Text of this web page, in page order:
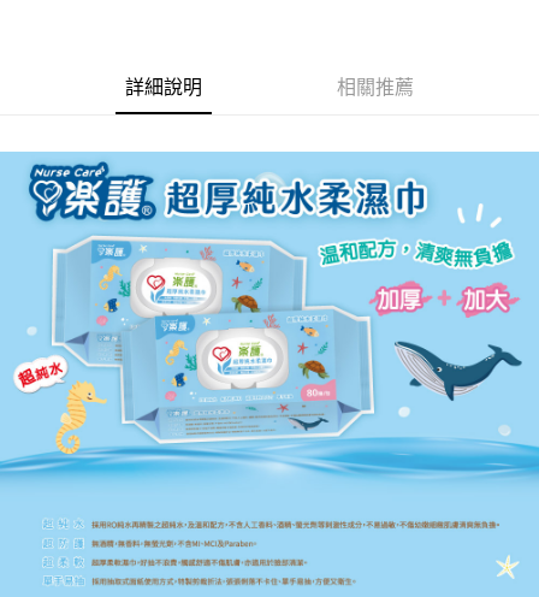
聯邦商業銀行
遠東國際商業銀行
元大商業銀行
台新國際商業銀行
台灣樂天信用卡公司
臺灣中小企業銀行
台中商業銀行
匯豐（台灣）商業銀行
華泰商業銀行
元大商業銀行
永豐商業銀行
玉山商業銀行
星展（台灣）商業銀行
台新國際商業銀行
中國信託商業銀行
台灣樂天信用卡公司
Google Pay
全盈+PAY
大哥付你分期
【大哥付你分期使用說明】
1.本服務由台灣大哥大提供，台灣大哥大用戶可立即使用無須另外申請。
2.付款方式選擇「大哥付你分期」，訂單成立後會自動跳轉到大哥付的交易
流程，驗證手機門號後，選擇欲分期的期數、繳款截止日，確認付款後即完
成交易。
3.實際核准額度、可分期數及費用金額請依後續交易確認頁面所載為準。
4.訂單成立30分鐘內，如未前往確認交易或遇審核未通過，訂單將自動取
消。如遇「轉專審核」未通過狀況，表示未達大哥付你分期系統評分，恕無
法說明評估內容。
1.分期款項不併入電信帳單，「大哥付你分期」於每月結算日後寄送繳費提
醒簡訊。
2.透過簡訊連結打開帳單後，可選擇「超商條碼／台灣大直營門市／銀行轉
帳／街口支付／iPASS MONEY」等通路繳費。
AFTEE先享後付
相關說明
【關於「AFTEE先享後付」】
AFTEE先享後付是「在收到商品之後才付款」的支付方式。 讓您購物簡單
便利好安心！
１．簡單：不需註冊會員、不需綁卡、不需儲值。
２．便利：只要手機號碼，簡訊認證，即可結帳。
【「AFTEE先享後付」結帳流程】
１．於結帳方式選擇「AFTEE先享後付」後，將跳轉至「AFTEE先享後付」
結帳頁面，進行簡訊認證並確認金額後，即可完成結帳。
ATM付款
運送方式
每筆NT$80，滿NT$999(含以上)免運費
詳細說明 相關推薦